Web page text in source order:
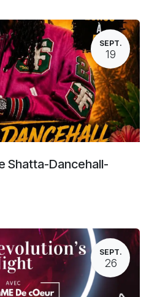
SEPT.
19
Shatta-Dancehall-
SEPT.
26